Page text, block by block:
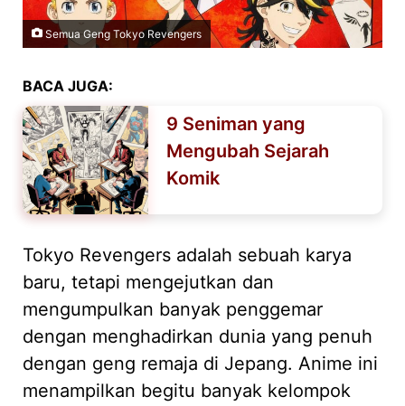
Semua Geng Tokyo Revengers
BACA JUGA:
9 Seniman yang
Mengubah Sejarah
Komik
Tokyo Revengers adalah sebuah karya
baru, tetapi mengejutkan dan
mengumpulkan banyak penggemar
dengan menghadirkan dunia yang penuh
dengan geng remaja di Jepang. Anime ini
menampilkan begitu banyak kelompok